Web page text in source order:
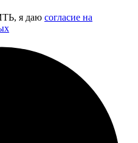
я даю согласие на